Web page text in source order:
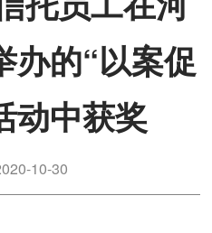
办的“以案促
动中获奖
10-30